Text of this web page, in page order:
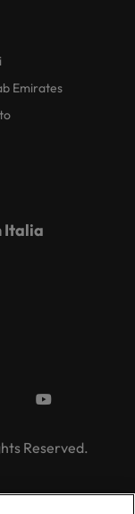
Emirates
Italia
Reserved.